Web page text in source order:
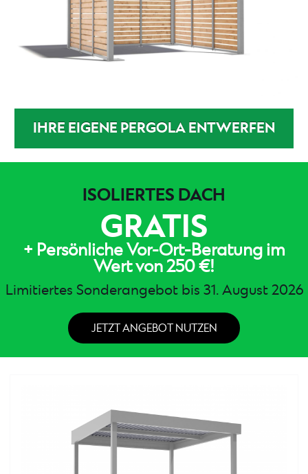
IHRE EIGENE PERGOLA ENTWERFEN
ISOLIERTES DACH
GRATIS
+ Persönliche Vor-Ort-Beratung im
Wert von 250 €!
Limitiertes Sonderangebot bis 31. August 2026
JETZT ANGEBOT NUTZEN